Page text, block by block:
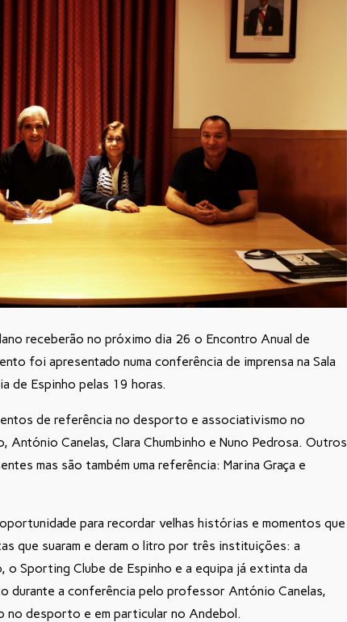
receberão no próximo dia 26 o Encontro Anual de
foi apresentado numa conferência de imprensa na Sala
de Espinho pelas 19 horas.
de referência no desporto e associativismo no
António Canelas, Clara Chumbinho e Nuno Pedrosa. Outros
mas são também uma referência: Marina Graça e
para recordar velhas histórias e momentos que
que suaram e deram o litro por três instituições: a
o Sporting Clube de Espinho e a equipa já extinta da
durante a conferência pelo professor António Canelas,
no desporto e em particular no Andebol.